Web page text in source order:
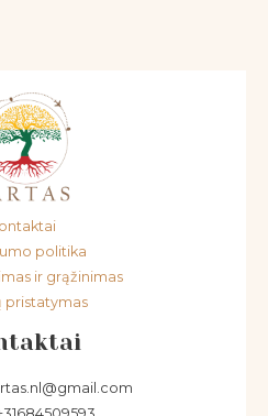
politika
ir grąžinimas
pristatymas